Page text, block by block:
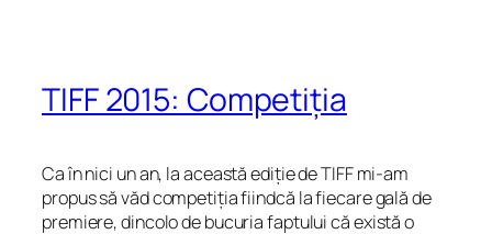
TIFF 2015: Competiția
Ca în nici un an, la această ediție de TIFF mi-am
propus să văd competiția fiindcă la fiecare gală de
premiere, dincolo de bucuria faptului că există o